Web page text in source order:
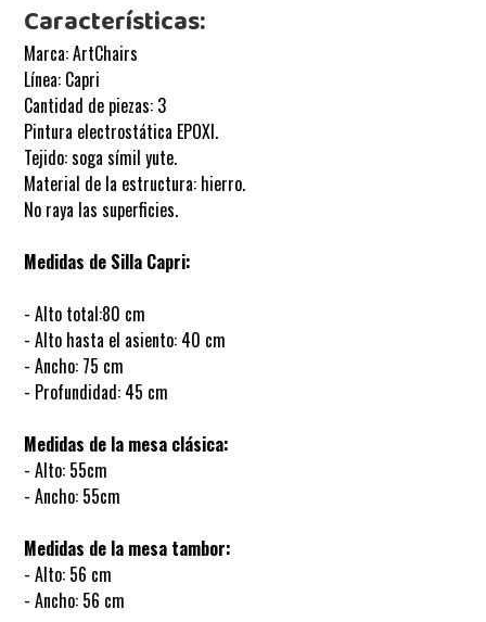
Características:
Marca: ArtChairs
Línea: Capri
Cantidad de piezas: 3
Pintura electrostática EPOXI.
Tejido: soga símil yute.
Material de la estructura: hierro.
No raya las superficies.
Medidas de Silla Capri:
- Alto total:80 cm
- Alto hasta el asiento: 40 cm
- Ancho: 75 cm
- Profundidad: 45 cm
Medidas de la mesa clásica:
- Alto: 55cm
- Ancho: 55cm
Medidas de la mesa tambor:
- Alto: 56 cm
- Ancho: 56 cm